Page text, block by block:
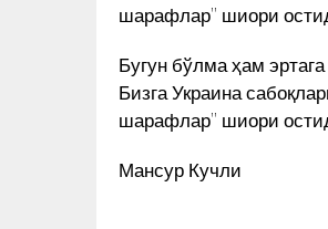
шарафлар” шиори
Бугун бўлма ҳам
Бизга Украина
шарафлар” шиори
Мансур Кучли